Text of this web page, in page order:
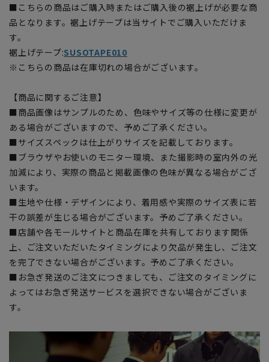
■こちらの商品はご購入時またはご購入後の裾上げが必要な商
品となります。裾上げテープは当サイトでご購入いただけま
す。
裾上げテープ:SUSOTAPE010
※こちらの商品は在庫切れの場合がございます。
【商品に関するご注意】
■商品画像はサンプルのため、色味やサイズ等の仕様に変更が
ある場合がございますので、予めご了承ください。
■サイズスペックは仕上がりサイズを記載しております。
■ブラウザやお使いのモニター環境、また撮影時の室内外の光
加減により、実際の商品と掲載画像の色味が異なる場合がござ
います。
■生地や仕様・デザインにより、着用感や実際のサイズ表に若
干の誤差が生じる場合がございます。予めご了承ください。
■店舗や各モールサイトと商品在庫を共有しております関係
上、ご注文いただいたタイミングにより欠品が発生し、ご注文
を完了できない場合がございます。予めご了承ください。
■お急ぎ発送のご注文につきましても、ご注文のタイミングに
よってはお急ぎ発送サービスを選択できない場合がございま
す。